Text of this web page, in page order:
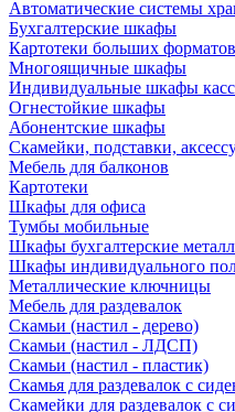
Автоматические системы
Бухгалтерские шкафы
Картотеки больших форматов
Многоящичные шкафы
Индивидуальные шкафы
Огнестойкие шкафы
Абонентские шкафы
Скамейки, подставки,
Мебель для балконов
Картотеки
Шкафы для офиса
Тумбы мобильные
Шкафы бухгалтерские
Шкафы индивидуального
Металлические ключницы
Мебель для раздевалок
Скамьи (настил - дерево)
Скамьи (настил - ЛДСП)
Скамьи (настил - пластик)
Скамья для раздевалок с
Скамейки для раздевалок с